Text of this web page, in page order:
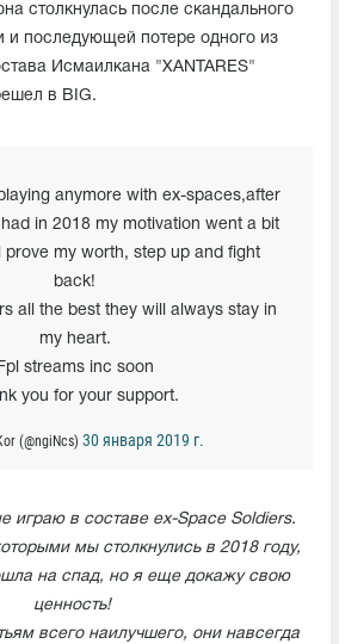
столкнулась после скандального
и последующей потере одного из
Исмаилкана "XANTARES"
в BIG.
anymore with ex-spaces,after
in 2018 my motivation went a bit
prove my worth, step up and fight
back!
all the best they will always stay in
my heart.
Fpl streams inc soon
you for your support.
(@ngiNcs) 30 января 2019 г.
играю в составе ex-Space Soldiers.
мы столкнулись в 2018 году,
на спад, но я еще докажу свою
ценность!
всего наилучшего, они навсегда